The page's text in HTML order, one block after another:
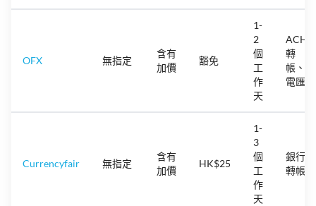
OFX 無指定
含有
加價
豁免
1-
2
個
工
作
天
ACH
轉
帳、
電匯
Currencyfair 無指定
含有
加價
HK$25
1-
3
個
工
作
天
銀行
轉帳